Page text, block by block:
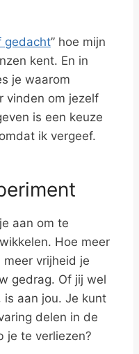
gedacht” hoe mijn
kent. En in
je waarom
vinden om jezelf
is een keuze
ik vergeef.
aan om te
Hoe meer
vrijheid je
gedrag. Of jij wel
is aan jou. Je kunt
delen in de
je te verliezen?